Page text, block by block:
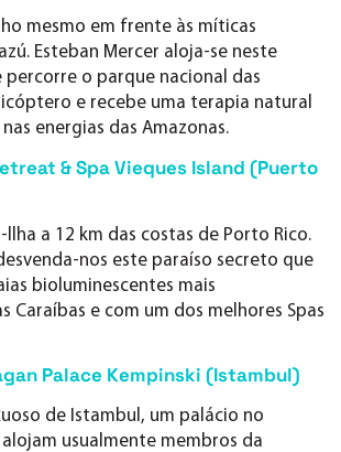
mesmo em frente às míticas
Esteban Mercer aloja-se neste
percorre o parque nacional das
e recebe uma terapia natural
energias das Amazonas.
& Spa Vieques Island (Puerto
a 12 km das costas de Porto Rico.
nos este paraíso secreto que
bioluminescentes mais
Caraíbas e com um dos melhores Spas
Palace Kempinski (Istambul)
de Istambul, um palácio no
usualmente membros da